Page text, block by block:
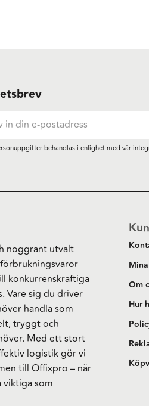
behandlas i enlighet med vår
noggrant utvalt
konkurrenskraftiga
Vare sig du driver
handla som
tryggt och
Med ett stort
logistik gör vi
till Offixpro – när
viktiga som
Om
Hur